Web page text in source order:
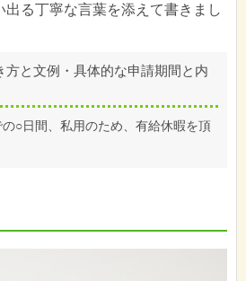
出る丁寧な言葉を添えて書きまし
方と文例・具体的な申請期間と内
○日間、私用のため、有給休暇を頂